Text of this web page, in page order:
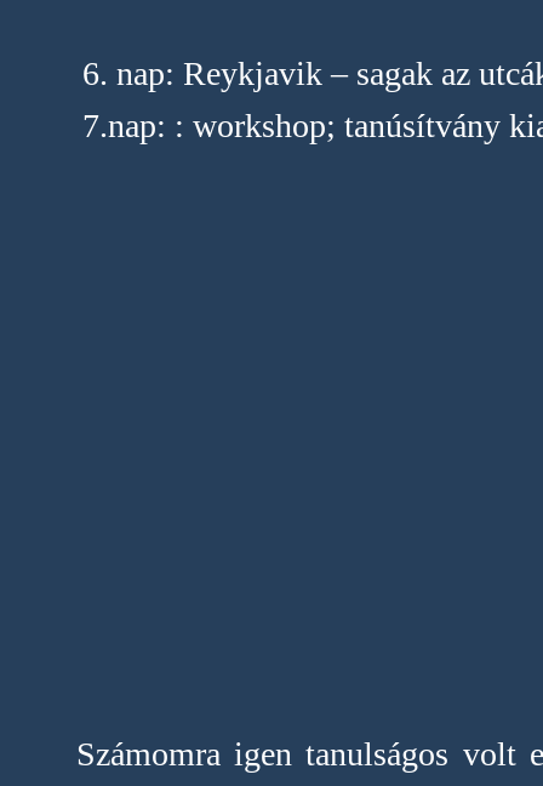
6. nap: Reykjavik – sagak az
7.nap: : workshop; tanúsítvány
Számomra igen tanulságos volt